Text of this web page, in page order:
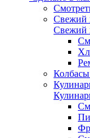
Свежий
Свежий